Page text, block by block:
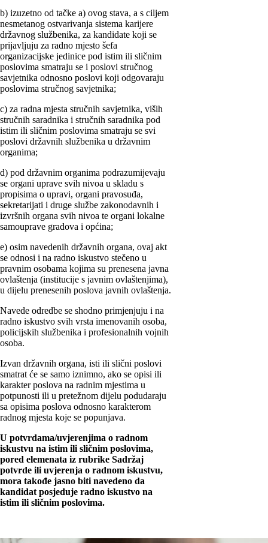
b) izuzetno od tačke a) ovog stava, a s ciljem
nesmetanog ostvarivanja sistema karijere
državnog službenika, za kandidate koji se
prijavljuju za radno mjesto šefa
organizacijske jedinice pod istim ili sličnim
poslovima smatraju se i poslovi stručnog
savjetnika odnosno poslovi koji odgovaraju
poslovima stručnog savjetnika;
c) za radna mjesta stručnih savjetnika, viših
stručnih saradnika i stručnih saradnika pod
istim ili sličnim poslovima smatraju se svi
poslovi državnih službenika u državnim
organima;
d) pod državnim organima podrazumijevaju
se organi uprave svih nivoa u skladu s
propisima o upravi, organi pravosuđa,
sekretarijati i druge službe zakonodavnih i
izvršnih organa svih nivoa te organi lokalne
samouprave gradova i općina;
e) osim navedenih državnih organa, ovaj akt
se odnosi i na radno iskustvo stečeno u
pravnim osobama kojima su prenesena javna
ovlaštenja (institucije s javnim ovlaštenjima),
u dijelu prenesenih poslova javnih ovlaštenja.
Navede odredbe se shodno primjenjuju i na
radno iskustvo svih vrsta imenovanih osoba,
policijskih službenika i profesionalnih vojnih
osoba.
Izvan državnih organa, isti ili slični poslovi
smatrat će se samo iznimno, ako se opisi ili
karakter poslova na radnim mjestima u
potpunosti ili u pretežnom dijelu podudaraju
sa opisima poslova odnosno karakterom
radnog mjesta koje se popunjava.
U potvrdama/uvjerenjima o radnom
iskustvu na istim ili sličnim poslovima,
pored elemenata iz rubrike Sadržaj
potvrde ili uvjerenja o radnom iskustvu,
mora takođe jasno biti navedeno da
kandidat posjeduje radno iskustvo na
istim ili sličnim poslovima.